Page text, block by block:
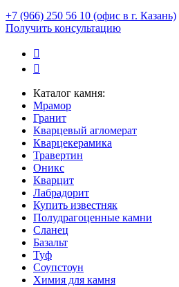
+7 (966) 250 56 10 (офис в г. Казань)
Получить консультацию
Каталог камня:
Мрамор
Гранит
Кварцевый агломерат
Кварцекерамика
Травертин
Оникс
Кварцит
Лабрадорит
Купить известняк
Полудрагоценные камни
Сланец
Базальт
Туф
Соупстоун
Химия для камня